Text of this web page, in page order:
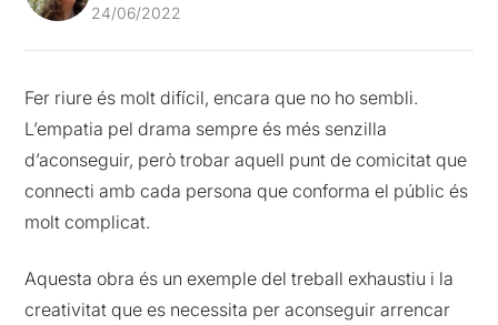
24/06/2022
Fer riure és molt difícil, encara que no ho sembli.
L’empatia pel drama sempre és més senzilla
d’aconseguir, però trobar aquell punt de comicitat que
connecti amb cada persona que conforma el públic és
molt complicat.
Aquesta obra és un exemple del treball exhaustiu i la
creativitat que es necessita per aconseguir arrencar